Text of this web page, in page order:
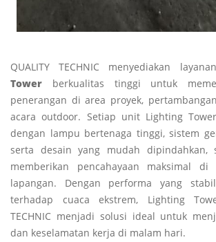
QUALITY TECHNIC menyediakan
Tower berkualitas tinggi untuk
penerangan di area proyek,
acara outdoor. Setiap unit Lighting
dengan lampu bertenaga tinggi, sistem
serta desain yang mudah dipindahkan,
memberikan pencahayaan maksimal di
lapangan. Dengan performa yang
terhadap cuaca ekstrem, Lighting
TECHNIC menjadi solusi ideal untuk
dan keselamatan kerja di malam hari.